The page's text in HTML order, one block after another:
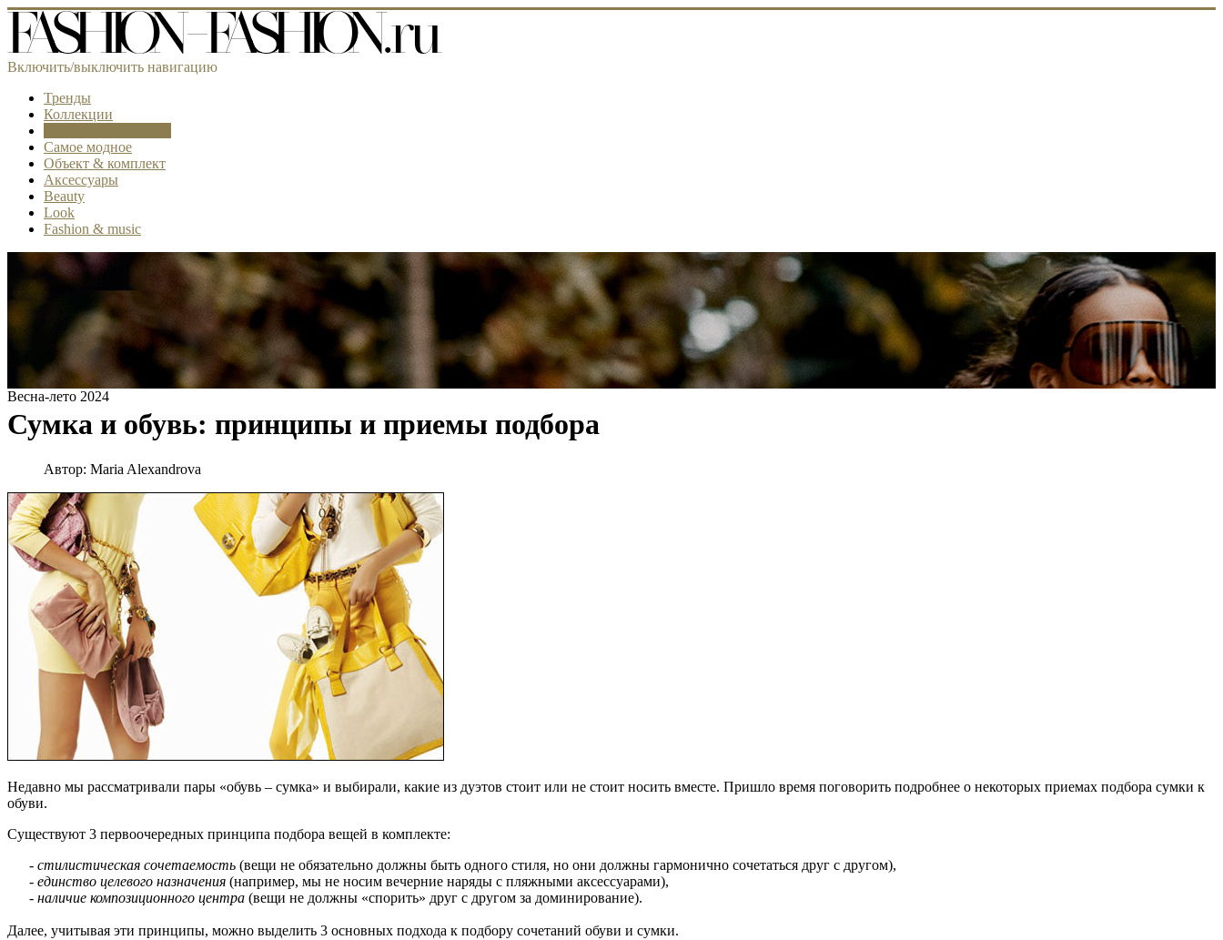
Включить/выключить навигацию
Тренды
Коллекции
Самое модное
Объект & комплект
Аксессуары
Beauty
Look
Fashion & music
Весна-лето 2024
Сумка и обувь: принципы и приемы подбора
Автор: Maria Alexandrova
Недавно мы рассматривали пары «обувь – сумка» и выбирали, какие из дуэтов стоит или не стоит носить вместе. Пришло время поговорить подробнее о некоторых приемах подбора сумки к
обуви.
Существуют 3 первоочередных принципа подбора вещей в комплекте:
- стилистическая сочетаемость (вещи не обязательно должны быть одного стиля, но они должны гармонично сочетаться друг с другом),
- единство целевого назначения (например, мы не носим вечерние наряды с пляжными аксессуарами),
- наличие композиционного центра (вещи не должны «спорить» друг с другом за доминирование).
Далее, учитывая эти принципы, можно выделить 3 основных подхода к подбору сочетаний обуви и сумки.